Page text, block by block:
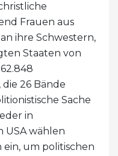
Frauen aus
ihre Schwestern,
Staaten von
26 Bände
Sache
in
USA wählen
um politischen